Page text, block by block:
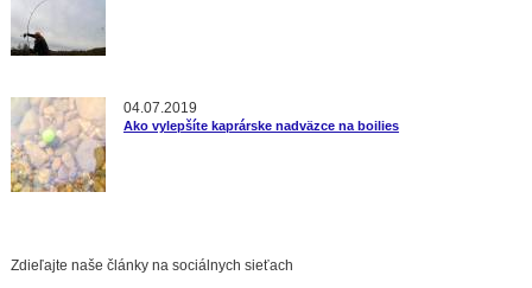
04.07.2019
Ako vylepšíte kaprárske nadväzce na boilies
Zdieľajte naše články na sociálnych sieťach